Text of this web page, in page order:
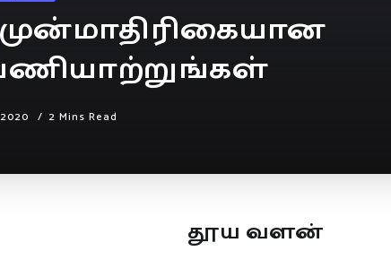
2 Mins Read
தூய வளன்